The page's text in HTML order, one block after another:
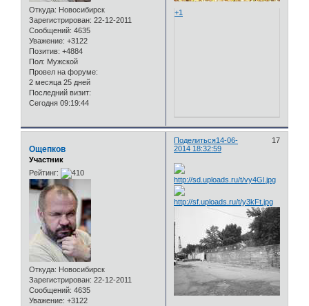
Откуда: Новосибирск
Зарегистрирован: 22-12-2011
Сообщений: 4635
Уважение: +3122
Позитив: +4884
Пол: Мужской
Провел на форуме:
2 месяца 25 дней
Последний визит:
Сегодня 09:19:44
+1
Поделиться 17
14-06-
2014 18:32:59
Ощепков
Участник
Рейтинг:
Откуда: Новосибирск
Зарегистрирован: 22-12-2011
Сообщений: 4635
Уважение: +3122